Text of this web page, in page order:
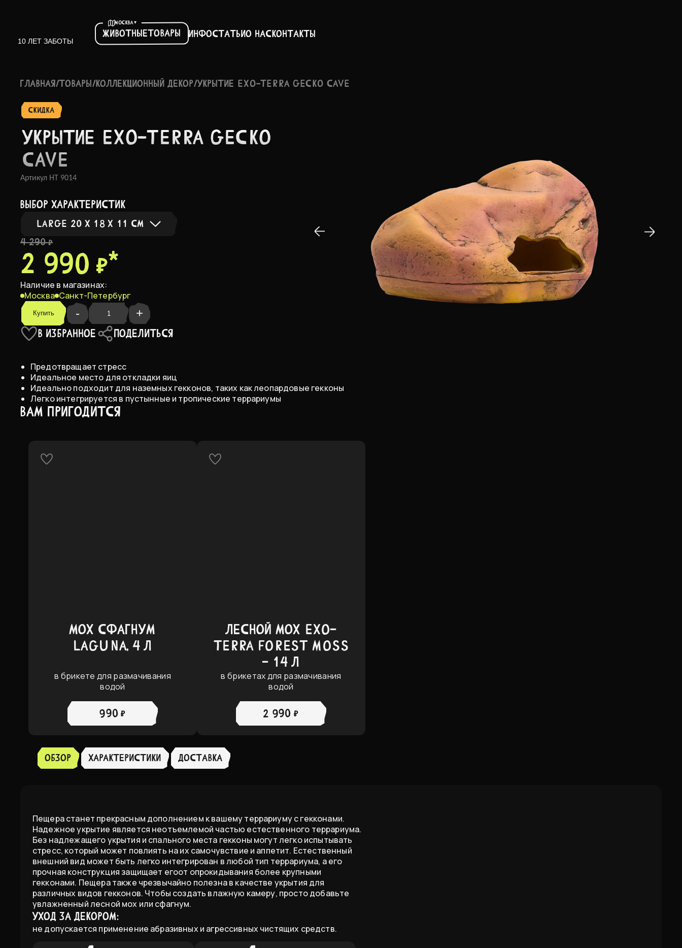
10 ЛЕТ ЗАБОТЫ
МОСКВА▾
ЖивотныеТовары ИнфостатьиО насКонтакты
ГЛАВНАЯ/ТОВАРЫ/КОЛЛЕКЦИОННЫЙ ДЕКОР/УКРЫТИЕ EXO-TERRA GECKO CAVE
СКИДКА
УКРЫТИЕ EXO-TERRA GECKO
CAVE
Артикул HT 9014
выбор характеристик
LARGE 20 Х 18 Х 11 СМ
Large 20 х 18 х 11 см
Medium 17 х 13 х 9 см
Small 11 х 10 х 8 см
4 290 ₽
2 990 ₽*
Наличие в магазинах:
Москва Санкт-Петербург
Купить - +
В ИЗБРАННОЕ ПОДЕЛИТЬСЯ
Предотвращает стресс
Идеальное место для откладки яиц
Идеально подходит для наземных гекконов, таких как леопардовые гекконы
Легко интегрируется в пустынные и тропические террариумы
ВАМ ПРИГОДИТСЯ
МОХ СФАГНУМ
LAGUNA, 4 Л
в брикете для размачивания
водой
990 ₽
ЛЕСНОЙ МОХ EXO-
TERRA FOREST MOSS
- 14 Л
в брикетах для размачивания
водой
2 990 ₽
Обзор ХАРАКТЕРИСТИКИ доставка
Пещера станет прекрасным дополнением к вашему террариуму с гекконами.
Надежное укрытие является неотъемлемой частью естественного террариума.
Без надлежащего укрытия и спального места гекконы могут легко испытывать
стресс, который может повлиять на их самочувствие и аппетит. Естественный
внешний вид может быть легко интегрирован в любой тип террариума, а его
прочная конструкция защищает егоот опрокидывания более крупными
гекконами. Пещера также чрезвычайно полезна в качестве укрытия для
различных видов гекконов. Чтобы создать влажную камеру, просто добавьте
увлажненный лесной мох или сфагнум.
Уход за декором:
не допускается применение абразивных и агрессивных чистящих средств.